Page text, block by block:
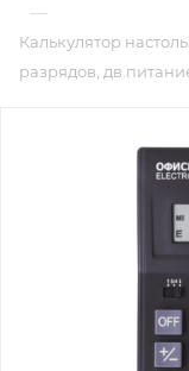
—
Калькулятор
разрядов,